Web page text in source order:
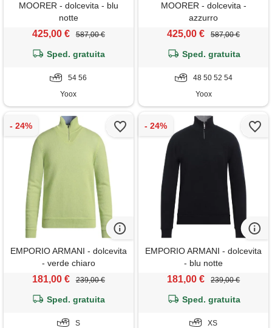
MOORER - dolcevita - blu
notte
425,00 € 587,00 €
Sped. gratuita
54 56
Yoox
MOORER - dolcevita -
azzurro
425,00 € 587,00 €
Sped. gratuita
48 50 52 54
Yoox
EMPORIO ARMANI - dolcevita
- verde chiaro
181,00 € 239,00 €
Sped. gratuita
S
EMPORIO ARMANI - dolcevita
- blu notte
181,00 € 239,00 €
Sped. gratuita
XS